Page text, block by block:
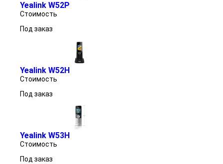
Yealink W52P
Стоимость
Под заказ
Yealink W52H
Стоимость
Под заказ
Yealink W53H
Стоимость
Под заказ